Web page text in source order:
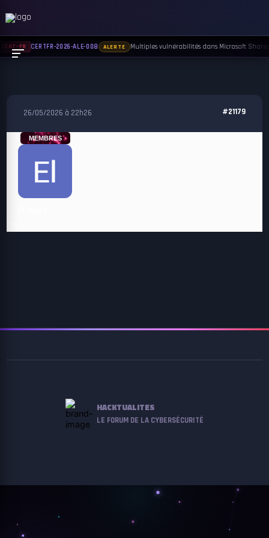
26/05/2026 à 22h26 #21179
MEMBRES
HACKTUALITES
LE FORUM DE LA CYBERSÉCURITÉ
CERT-FR CERTFR-2026-ALE-008 ALERTE Multiples vulnérabilités dans Microsoft